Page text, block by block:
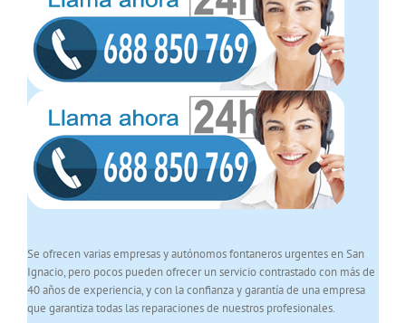
Se ofrecen varias empresas y autónomos fontaneros urgentes en San
Ignacio, pero pocos pueden ofrecer un servicio contrastado con más de
40 años de experiencia, y con la confianza y garantía de una empresa
que garantiza todas las reparaciones de nuestros profesionales.